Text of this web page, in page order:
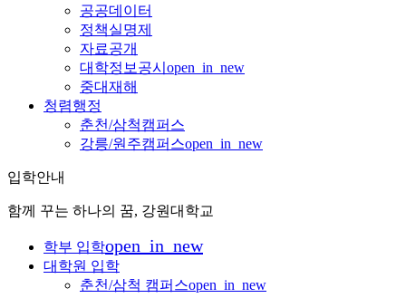
공공데이터
정책실명제
자료공개
대학정보공시 open_in_new
중대재해
청렴행정
춘천/삼척캠퍼스
강릉/원주캠퍼스open_in_new
입학안내
함께 꾸는 하나의 꿈, 강원대학교
학부 입학open_in_new
대학원 입학
춘천/삼척 캠퍼스open_in_new